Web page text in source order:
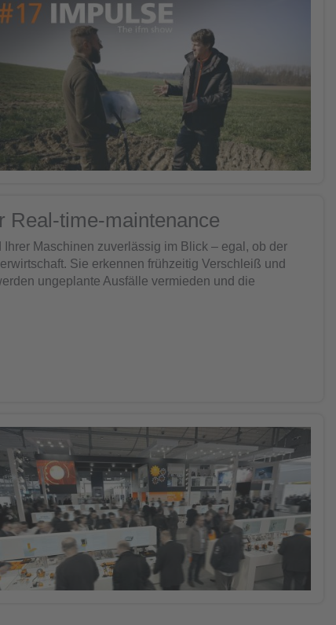
Real-time-maintenance
Maschinen zuverlässig im Blick – egal, ob der
Sie erkennen frühzeitig Verschleiß und
ungeplante Ausfälle vermieden und die